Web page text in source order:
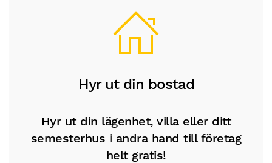
Hyr ut din bostad
Hyr ut din lägenhet, villa eller ditt
semesterhus i andra hand till företag
helt gratis!